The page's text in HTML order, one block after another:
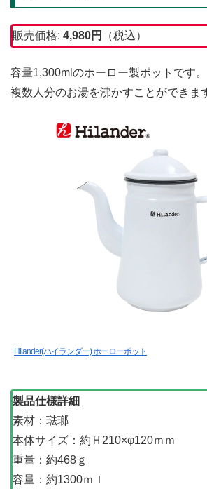
販売価格: 4,980円 （税込）
容量1,300mlのホーロー製ポットです
複数人分のお湯を沸かすことができま
Hilander(ハイランダー) ホーローポット
製品仕様詳細
素材：琺瑯
本体サイズ：約Ｈ210×φ120ｍｍ
重量：約468ｇ
容量：約1300ｍｌ